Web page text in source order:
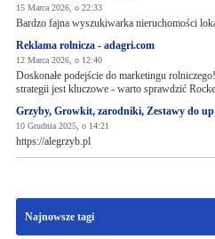
15 Marca 2026, o 22:33
Bardzo fajna wyszukiwarka nieruchomości
Reklama rolnicza - adagri.com
12 Marca 2026, o 12:40
Doskonałe podejście do marketingu
strategii jest kluczowe - warto sprawdzić
Grzyby, Growkit, zarodniki, Zestawy do
10 Grudnia 2025, o 14:21
https://alegrzyb.pl
Najnowsze tagi